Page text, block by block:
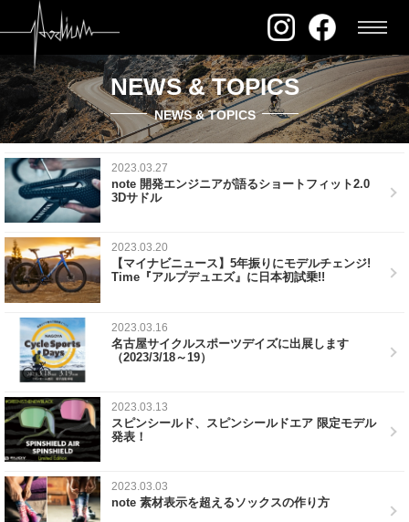
NEWS & TOPICS
NEWS & TOPICS
2023.03.27
note 開発エンジニアが語るショートフィット2.0
3Dサドル
2023.03.20
【マイナビニュース】5年振りにモデルチェンジ!
Time『アルプデュエズ』に日本初試乗!!
2023.03.16
名古屋サイクルスポーツデイズに出展します
（2023/3/18～19）
2023.03.13
スピンシールド、スピンシールドエア 限定モデル
発表！
2023.03.03
note 素材表示を超えるソックスの作り方